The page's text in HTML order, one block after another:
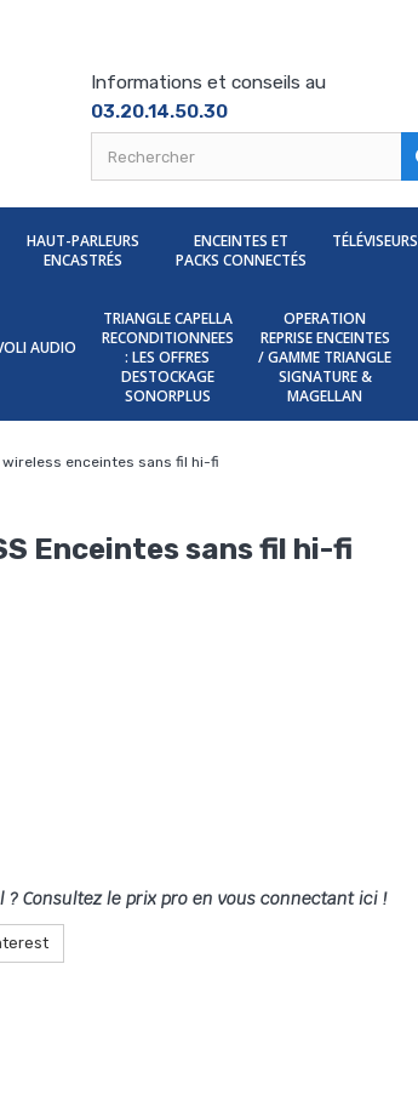
Informations et conseils au
03.20.14.50.30
HAUT-PARLEURS
ENCASTRÉS
ENCEINTES ET
PACKS CONNECTÉS
TÉLÉVISEURS
AUDIO
TRIANGLE CAPELLA
RECONDITIONNEES
: LES OFFRES
DESTOCKAGE
SONORPLUS
OPERATION
REPRISE ENCEINTES
/ GAMME TRIANGLE
SIGNATURE &
MAGELLAN
enceintes sans fil hi-fi
Enceintes sans fil hi-fi
? Consultez le prix pro en vous connectant ici !